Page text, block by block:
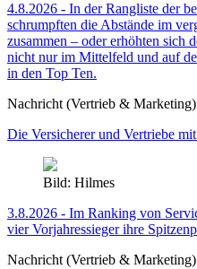
4.8.2026 - In der Rangliste der
schrumpften die Abstände im
zusammen – oder erhöhten sich
nicht nur im Mittelfeld und auf
in den Top Ten.
Nachricht (Vertrieb & Marketing)
Die Versicherer und Vertriebe
Bild: Hilmes
3.8.2026 - Im Ranking von
vier Vorjahressieger ihre
Nachricht (Vertrieb & Marketing)